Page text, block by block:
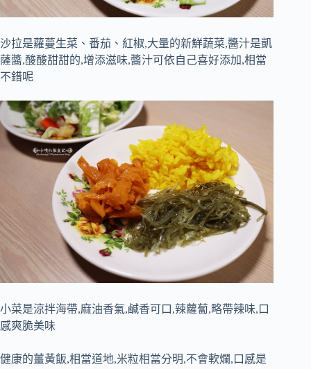
沙拉是蘿蔓生菜、番茄、紅椒,大量的新鮮蔬菜,醬汁是凱
薩醬,酸酸甜甜的,增添滋味,醬汁可依自己喜好添加,相當
不錯呢
小菜是涼拌海帶,麻油香氣,鹹香可口,辣蘿蔔,略帶辣味,口
感爽脆美味
健康的薑黃飯,相當道地,米粒相當分明,不會軟爛,口感是